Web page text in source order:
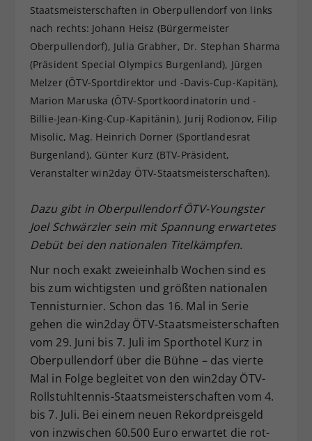
Staatsmeisterschaften in Oberpullendorf von links
nach rechts: Johann Heisz (Bürgermeister
Oberpullendorf), Julia Grabher, Dr. Stephan Sharma
(Präsident Special Olympics Burgenland), Jürgen
Melzer (ÖTV-Sportdirektor und -Davis-Cup-Kapitän),
Marion Maruska (ÖTV-Sportkoordinatorin und -
Billie-Jean-King-Cup-Kapitänin), Jurij Rodionov, Filip
Misolic, Mag. Heinrich Dorner (Sportlandesrat
Burgenland), Günter Kurz (BTV-Präsident,
Veranstalter win2day ÖTV-Staatsmeisterschaften).
Dazu gibt in Oberpullendorf ÖTV-Youngster
Joel Schwärzler sein mit Spannung erwartetes
Debüt bei den nationalen Titelkämpfen.
Nur noch exakt zweieinhalb Wochen sind es
bis zum wichtigsten und größten nationalen
Tennisturnier. Schon das 16. Mal in Serie
gehen die win2day ÖTV-Staatsmeisterschaften
vom 29. Juni bis 7. Juli im Sporthotel Kurz in
Oberpullendorf über die Bühne – das vierte
Mal in Folge begleitet von den win2day ÖTV-
Rollstuhltennis-Staatsmeisterschaften vom 4.
bis 7. Juli. Bei einem neuen Rekordpreisgeld
von inzwischen 60.500 Euro erwartet die rot-
Zweck
Dieser Wert speichert Ihre Consent-
Einstellungen. Unter anderem eine
zufällig generierte ID, für die
historische Speicherung Ihrer
vorgenommen Einstellungen, falls der
Webseiten-Betreiber dies eingestellt
hat.